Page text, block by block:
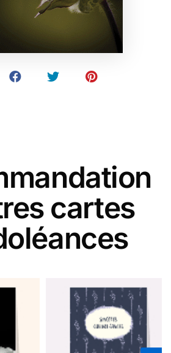
cartes